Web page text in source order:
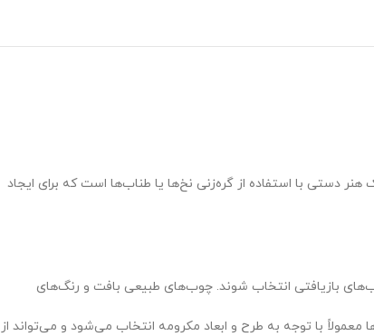
دستی با استفاده از گره‌زنی نخ‌ها یا طناب‌ها است که برای ایجاد
بازیافتی انتخاب شوند. چوب‌های طبیعی بافت و رنگ‌های
با توجه به طرح و ابعاد مکرومه انتخاب می‌شود و می‌تواند از